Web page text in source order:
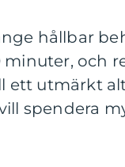
hållbar
och
ett utmärkt
spendera